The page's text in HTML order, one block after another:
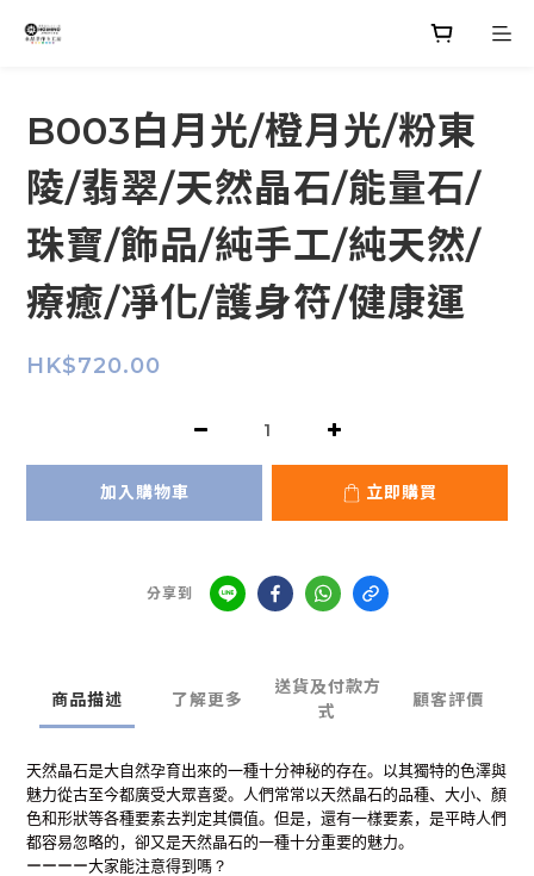
B003白月光/橙月光/粉東
陵/翡翠/天然晶石/能量石/
珠寶/飾品/純手工/純天然/
療癒/凈化/護身符/健康運
HK$720.00
加入購物車 立即購買
分享到
商品描述 了解更多
送貨及付款方
式
顧客評價
天然晶石是大自然孕育出來的一種十分神秘的存在。以其獨特的色澤與
魅力從古至今都廣受大眾喜愛。人們常常以天然晶石的品種、大小、顏
色和形狀等各種要素去判定其價值。但是，還有一樣要素，是平時人們
都容易忽略的，卻又是天然晶石的一種十分重要的魅力。
ーーーー大家能注意得到嗎 ？